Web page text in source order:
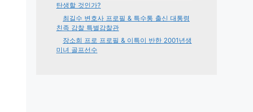
탄생할 것인가?
최길수 변호사 프로필 & 특수통 출신 대통령
친족 감찰 특별감찰관
장소희 프로 프로필 & 이특이 반한 2001년생
미녀 골프선수